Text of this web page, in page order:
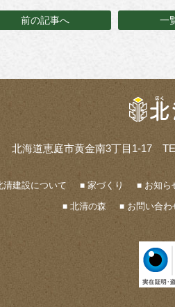
前の記事へ 一
北海道恵庭市黄金南3丁目1-17
清建設について 家づくり お知ら
北清の森
お問い合わ